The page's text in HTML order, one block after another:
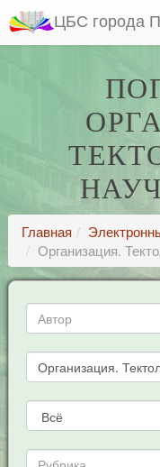
ЦБС города
Главная
Организация.